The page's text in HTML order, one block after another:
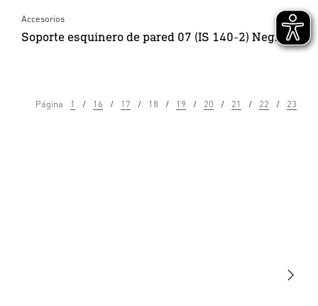
Accesorios
Soporte esquinero de pared 07 (IS 140-2) Negro
Página 1 16 17 18 19 20 21 22 23